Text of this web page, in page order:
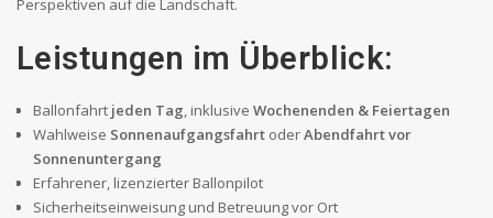
Perspektiven auf die Landschaft.
Leistungen im Überblick:
Ballonfahrt jeden Tag, inklusive Wochenenden & Feiertagen
Wahlweise SonnenaufgangsfahrtoderAbendfahrt vor
Sonnenuntergang
Erfahrener, lizenzierter Ballonpilot
Sicherheitseinweisung und Betreuung vor Ort